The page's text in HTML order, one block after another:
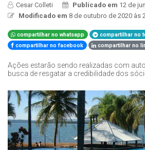
Cesar Colleti Publicado em 12 de
Modificado em 8 de outubro de 2020 às
compartilhar no whatsapp
compartilhar no
compartilhar no facebook
compartilhar no
Ações estarão sendo realizadas com
busca de resgatar a credibilidade dos